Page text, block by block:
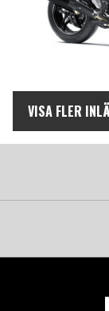
VISA FLER